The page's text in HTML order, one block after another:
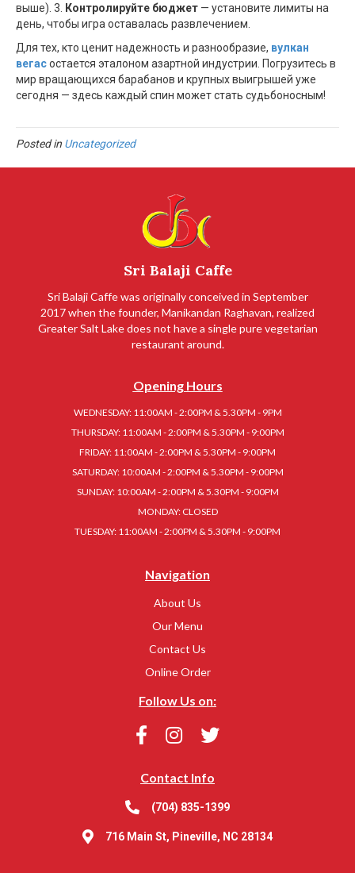
выше). 3.
Контролируйте бюджет — установите лимиты на
день, чтобы игра оставалась развлечением.
Для тех, кто ценит надежность и разнообразие, вулкан
вегасостается эталоном азартной индустрии. Погрузитесь в
мир вращающихся барабанов и крупных выигрышей уже
сегодня — здесь каждый спин может стать судьбоносным!
Posted in Uncategorized
Sri Balaji Caffe
Sri Balaji Caffe was originally conceived in September
2017 when the founder, Manikandan Raghavan, realized
Greater Salt Lake does not have a single pure vegetarian
restaurant around.
Opening Hours
WEDNESDAY: 11:00AM - 2:00PM & 5.30PM - 9PM
THURSDAY: 11:00AM - 2:00PM & 5.30PM - 9:00PM
FRIDAY: 11:00AM - 2:00PM & 5.30PM - 9:00PM
SATURDAY: 10:00AM - 2:00PM & 5.30PM - 9:00PM
SUNDAY: 10:00AM - 2:00PM & 5.30PM - 9:00PM
MONDAY: CLOSED
TUESDAY: 11:00AM - 2:00PM & 5.30PM - 9:00PM
Navigation
About Us
Our Menu
Contact Us
Online Order
Follow Us on:
Contact Info
(704) 835-1399
716 Main St, Pineville, NC 28134